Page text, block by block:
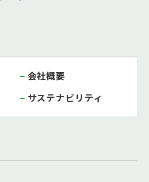
会社概要
サステナビリティ